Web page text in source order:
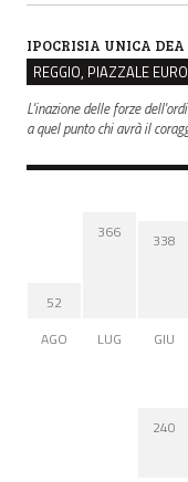
IPOCRISIA UNICA DEA
L'inazione delle forze
a quel punto chi avrà il
52
AGO
366
LUG
338
GIU
240